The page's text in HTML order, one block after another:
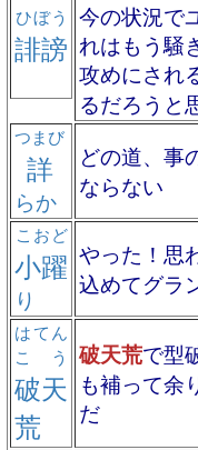
誹謗
ひぼう
今の状況で
れはもう騒
攻めにされ
るだろうと
詳
つまび
らか
どの道、事
ならない
小躍
こおど
り
やった！思
込めてグラ
破天
荒
はてん
こう
破天荒で型
も補って余
だ